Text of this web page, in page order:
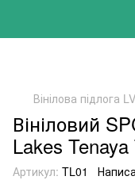
Вінілова підлога
Вініловий
Lakes Tenaya
Артикул: TL01